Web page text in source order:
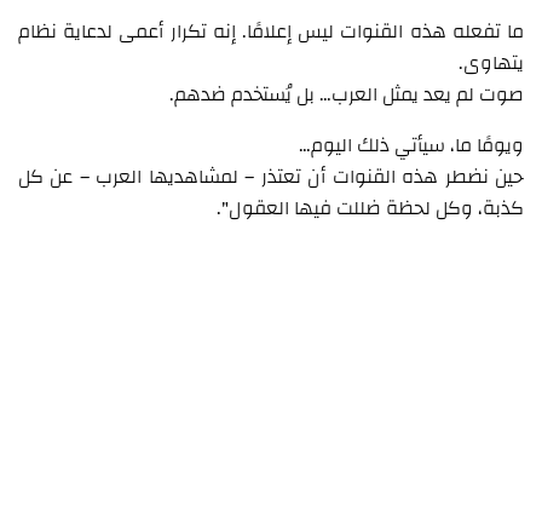
ما تفعله هذه القنوات ليس إعلامًا. إنه تكرار أعمى لدعاية نظام
يتهاوى.
صوت لم يعد يمثل العرب… بل يُستخدم ضدهم.
ويومًا ما، سيأتي ذلك اليوم…
حين نضطر هذه القنوات أن تعتذر – لمشاهديها العرب – عن كل
كذبة، وكل لحظة ضللت فيها العقول".